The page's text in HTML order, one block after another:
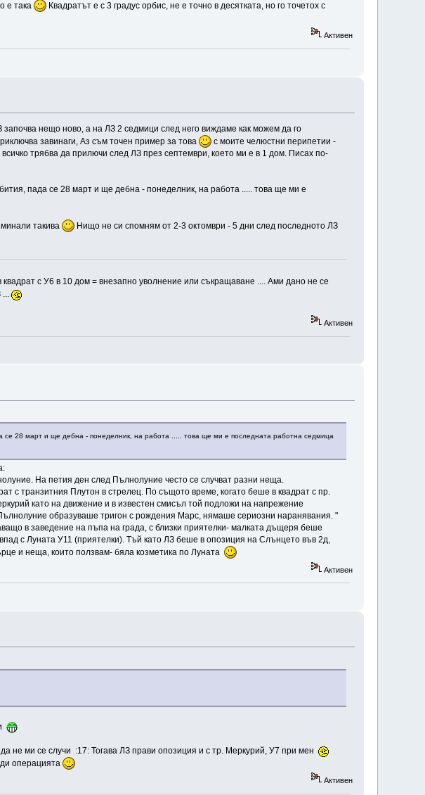
е така
Квадратът е с 3 градус орбис, не е точно в десятката, но го точетох с
Активен
нещо ново, а на ЛЗ 2 седмици след него виждаме как можем да го
завинаги, Аз съм точен пример за това
с моите челюстни перипетии -
трябва да прилючи след ЛЗ през септември, което ми е в 1 дом. Писах по-
пада се 28 март и ще дебна - понеделник, на работа ..... това ще ми е
такива Нищо не си спомням от 2-3 октомври - 5 дни след последното ЛЗ
с У6 в 10 дом = внезапно уволнение или съкращаване .... Ами дано не се
...
Активен
28 март и ще дебна - понеделник, на работа ..... това ще ми е последната работна седмица
На петия ден след Пълнолуние често се случват разни неща.
с транзитния Плутон в стрелец. По същото време, когато беше в квадрат с пр.
като на движение и в известен смисъл той подложи на напрежение
образуваше тригон с рождения Марс, нямаше сериозни наранявания. "
в заведение на пъпа на града, с близки приятелки- малката дъщеря беше
с Луната У11 (приятелки). Тъй като ЛЗ беше в опозиция на Слънцето във 2д,
и неща, които ползвам- бяла козметика по Луната
Активен
не ми се случи :17: Тогава ЛЗ прави опозиция и с тр. Меркурий, У7 при мен
операцията
Активен